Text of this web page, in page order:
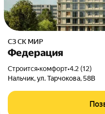
СЗ СК МИР
Федерация
Строится•комфорт•4.2 (12)
Нальчик, ул. Тарчокова, 58В